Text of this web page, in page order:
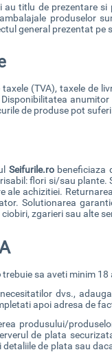
au titlu de prezentare
produselor
general prezentat pe
(TVA), taxele de
de produse pot
Seifurile.robeneficiaza
flori si/sau
achizitiei.
Solutionarea
zgarieri sau alte
trebuie sa aveti minim 18
dvs.,
apoi adresa de
produsului/
de plata
de plata sau